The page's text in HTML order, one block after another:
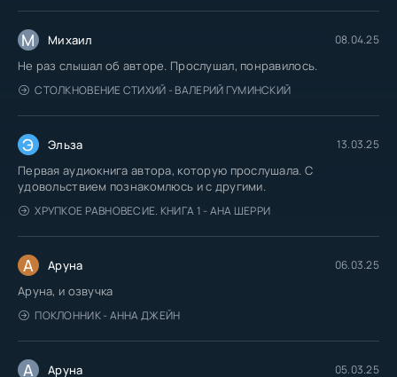
М Михаил 08.04.25
Не раз слышал об авторе. Прослушал, понравилось.
СТОЛКНОВЕНИЕ СТИХИЙ - ВАЛЕРИЙ ГУМИНСКИЙ
Э Эльза 13.03.25
Первая аудиокнига автора, которую прослушала. С
удовольствием познакомлюсь и с другими.
ХРУПКОЕ РАВНОВЕСИЕ. КНИГА 1 - АНА ШЕРРИ
А Аруна 06.03.25
Аруна, и озвучка
ПОКЛОННИК - АННА ДЖЕЙН
А Аруна 05.03.25